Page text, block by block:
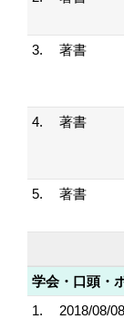
3. 著書
4. 著書
5. 著書
学会・口頭・
1.
2018/08/08